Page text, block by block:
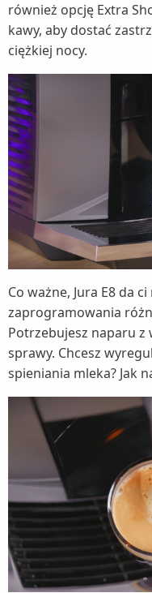
również opcję Extra
kawy, aby dostać
ciężkiej nocy.
Co ważne, Jura E8 da
zaprogramowania
Potrzebujesz naparu z
sprawy. Chcesz
spieniania mleka? Jak